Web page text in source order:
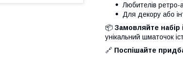
Любителів
Для декору або
📦 Замовляйте набір
унікальний шматочок
🔗 Поспішайте